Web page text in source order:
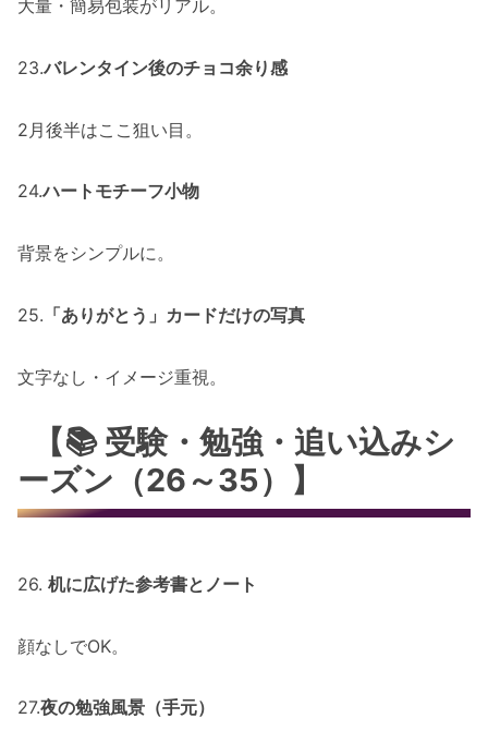
大量・簡易包装がリアル。
23.バレンタイン後のチョコ余り感
2月後半はここ狙い目。
24.ハートモチーフ小物
背景をシンプルに。
25. 「ありがとう」カードだけの写真
文字なし・イメージ重視。
【📚 受験・勉強・追い込みシ
ーズン（26～35）】
26. 机に広げた参考書とノート
顔なしでOK。
27.夜の勉強風景（手元）